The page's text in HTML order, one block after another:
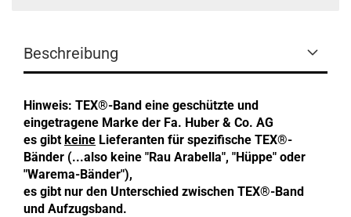
Beschreibung
Hinweis: TEX®-Band eine geschützte und
eingetragene Marke der Fa. Huber & Co. AG
es gibtkeine Lieferanten für spezifische TEX®-
Bänder (...also keine "Rau Arabella", "Hüppe" oder
"Warema-Bänder"),
es gibt nur den Unterschied zwischen TEX®-Band
und Aufzugsband.